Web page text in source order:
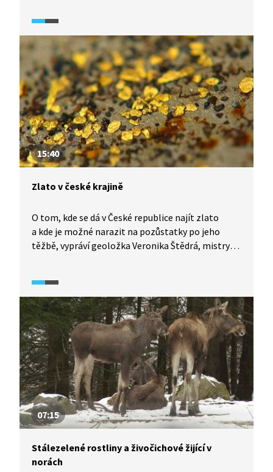
totiž přežít nedokáže. Přírodovědec Stanislav
Lhota tyto ohrožené opice studuje a usiluje
o jejich ochranu v oblasti balikpapanského zálivu.
Usiluje o ochranu celého prostředí, ve kterém žijí.
Prostředí, kde zatím ještě existuje nepřerušené
propojení pobřežních mělkých vod, mangrovů
a nížinného deštného lesa.
15:40
Zlato v české krajině
O tom, kde se dá v České republice najít zlato
a kde je možné narazit na pozůstatky po jeho
těžbě, vypráví geoložka Veronika Štědrá, mistryně
07:15
Stálezelené rostliny a živočichové žijící v
norách